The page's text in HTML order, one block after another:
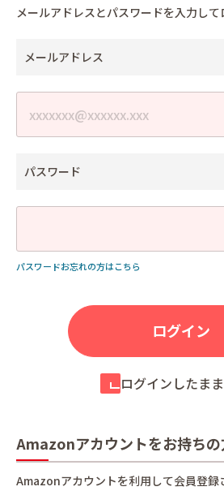
メールアドレスとパスワードを入力して
メールアドレス
パスワード
パスワードお忘れの方はこちら
ログインしたま
Amazonアカウントをお持ち
Amazonアカウントを利用して会員登録